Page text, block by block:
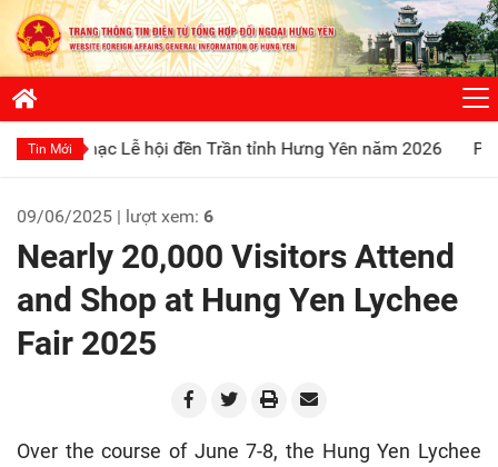
Tin Mới
hội đền Trần tỉnh Hưng Yên năm 2026 Phát huy truyền
09/06/2025 | lượt xem: 6
Nearly 20,000 Visitors Attend
and Shop at Hung Yen Lychee
Fair 2025
Over the course of June 7-8, the Hung Yen Lychee